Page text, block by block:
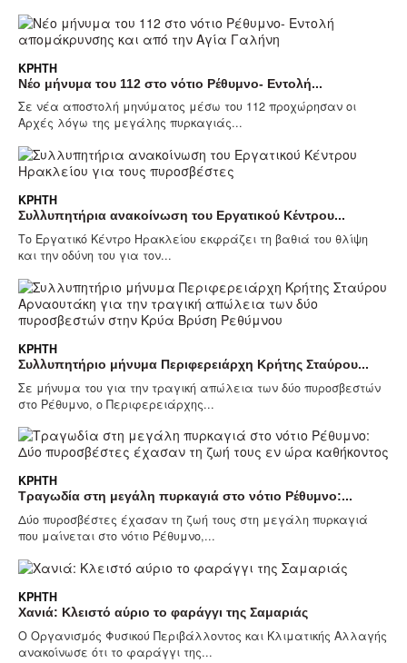
ΚΡΉΤΗ
Νέο μήνυμα του 112 στο νότιο Ρέθυμνο- Εντολή...
Σε νέα αποστολή μηνύματος μέσω του 112 προχώρησαν οι
Αρχές λόγω της μεγάλης πυρκαγιάς...
ΚΡΉΤΗ
Συλλυπητήρια ανακοίνωση του Εργατικού Κέντρου...
Το Εργατικό Κέντρο Ηρακλείου εκφράζει τη βαθιά του θλίψη
και την οδύνη του για τον...
ΚΡΉΤΗ
Συλλυπητήριο μήνυμα Περιφερειάρχη Κρήτης Σταύρου...
Σε μήνυμα του για την τραγική απώλεια των δύο πυροσβεστών
στο Ρέθυμνο, ο Περιφερειάρχης...
ΚΡΉΤΗ
Τραγωδία στη μεγάλη πυρκαγιά στο νότιο Ρέθυμνο:...
Δύο πυροσβέστες έχασαν τη ζωή τους στη μεγάλη πυρκαγιά
που μαίνεται στο νότιο Ρέθυμνο,...
ΚΡΉΤΗ
Χανιά: Κλειστό αύριο το φαράγγι της Σαμαριάς
Ο Οργανισμός Φυσικού Περιβάλλοντος και Κλιματικής Αλλαγής
ανακοίνωσε ότι το φαράγγι της...